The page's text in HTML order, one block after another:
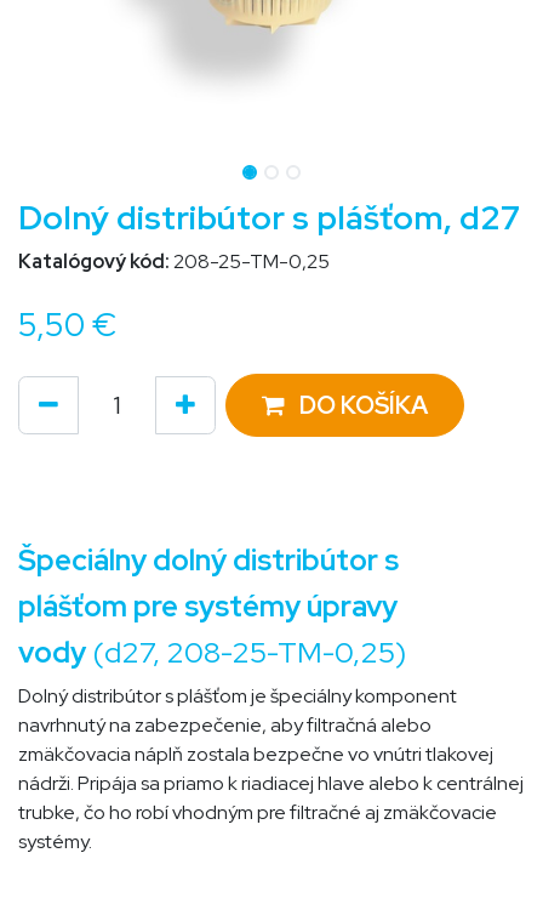
Dolný distribútor s plášťom, d27
Katalógový kód:208-25-TM-0,25
5,50 €
DO KOŠÍKA
Špeciálny dolný distribútor s
plášťom pre systémy úpravy
vody(d27, 208-25-TM-0,25)
Dolný distribútor s plášťom je špeciálny komponent
navrhnutý na zabezpečenie, aby filtračná alebo
zmäkčovacia náplň zostala bezpečne vo vnútri tlakovej
nádrži. Pripája sa priamo k riadiacej hlave alebo k centrálnej
trubke, čo ho robí vhodným pre filtračné aj zmäkčovacie
systémy.​